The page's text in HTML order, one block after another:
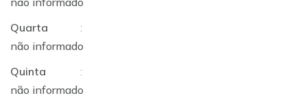
Quarta
:
não informado
Quinta
:
não informado